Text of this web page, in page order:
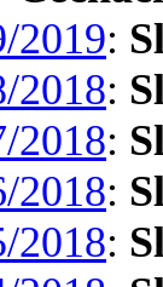
2019:
2018:
2018:
2018:
2018: